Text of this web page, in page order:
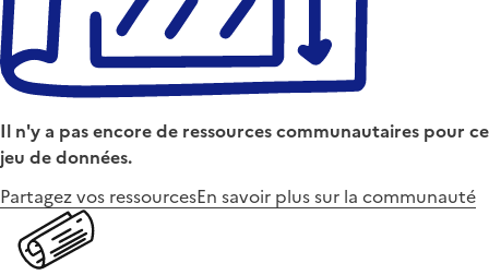
Il n'y a pas encore de ressources communautaires pour ce
jeu de données.
Partagez vos ressourcesEn savoir plus sur la communauté